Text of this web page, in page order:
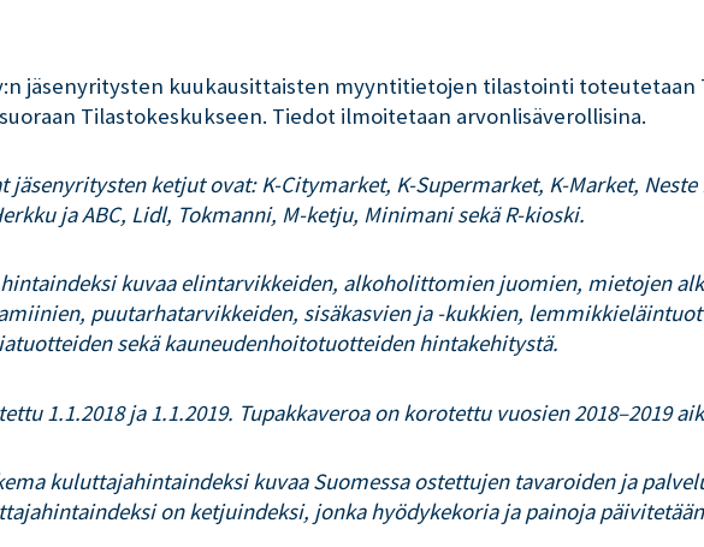
jäsenyritysten kuukausittaisten myyntitietojen tilastointi
Tilastokeskukseen. Tiedot ilmoitetaan arvonlisäverollisina.
jäsenyritysten ketjut ovat: K-Citymarket, K-Supermarket, K-Market,
ja ABC, Lidl, Tokmanni, M-ketju, Minimani sekä R-kioski.
kuvaa elintarvikkeiden, alkoholittomien juomien, mietojen
puutarhatarvikkeiden, sisäkasvien ja -kukkien,
sekä kauneudenhoitotuotteiden hintakehitystä.
1.1.2018 ja 1.1.2019. Tupakkaveroa on korotettu vuosien 2018–2019
kuluttajahintaindeksi kuvaa Suomessa ostettujen tavaroiden ja
on ketjuindeksi, jonka hyödykekoria ja painoja